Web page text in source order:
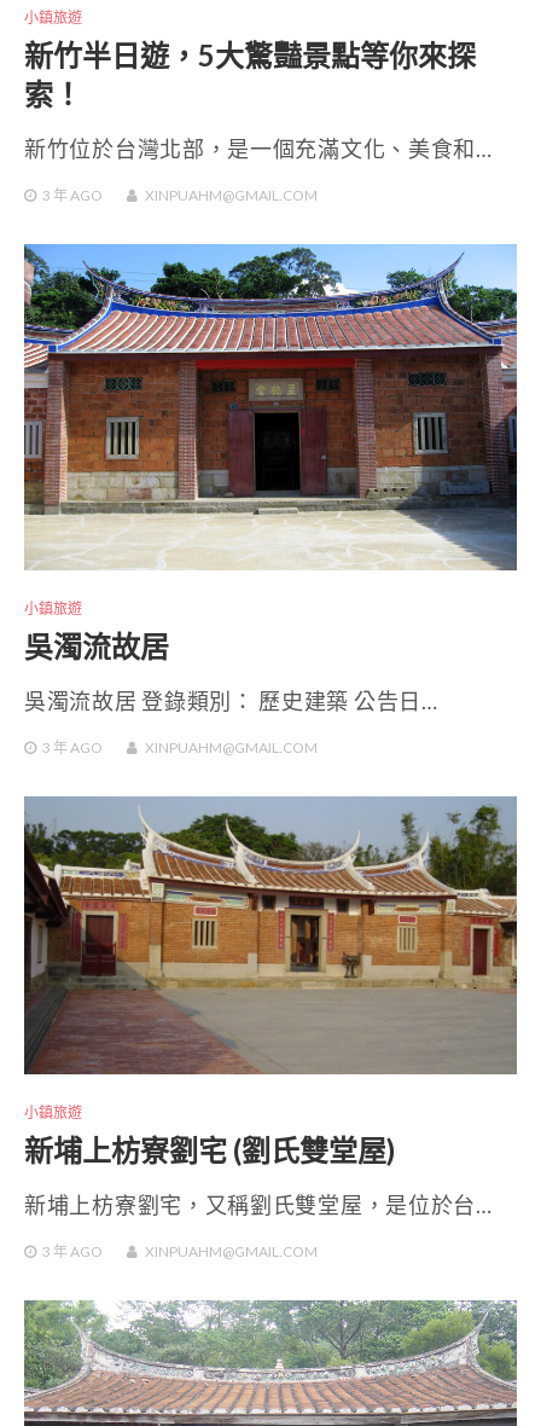
小鎮旅遊
新竹半日遊，5大驚豔景點等你來探
索！
新竹位於台灣北部，是一個充滿文化、美食和…
3 年AGO XINPUAHM@GMAIL.COM
小鎮旅遊
吳濁流故居
吳濁流故居 登錄類別： 歷史建築 公告日…
3 年AGO XINPUAHM@GMAIL.COM
小鎮旅遊
新埔上枋寮劉宅 (劉氏雙堂屋)
新埔上枋寮劉宅，又稱劉氏雙堂屋，是位於台…
3 年AGO XINPUAHM@GMAIL.COM